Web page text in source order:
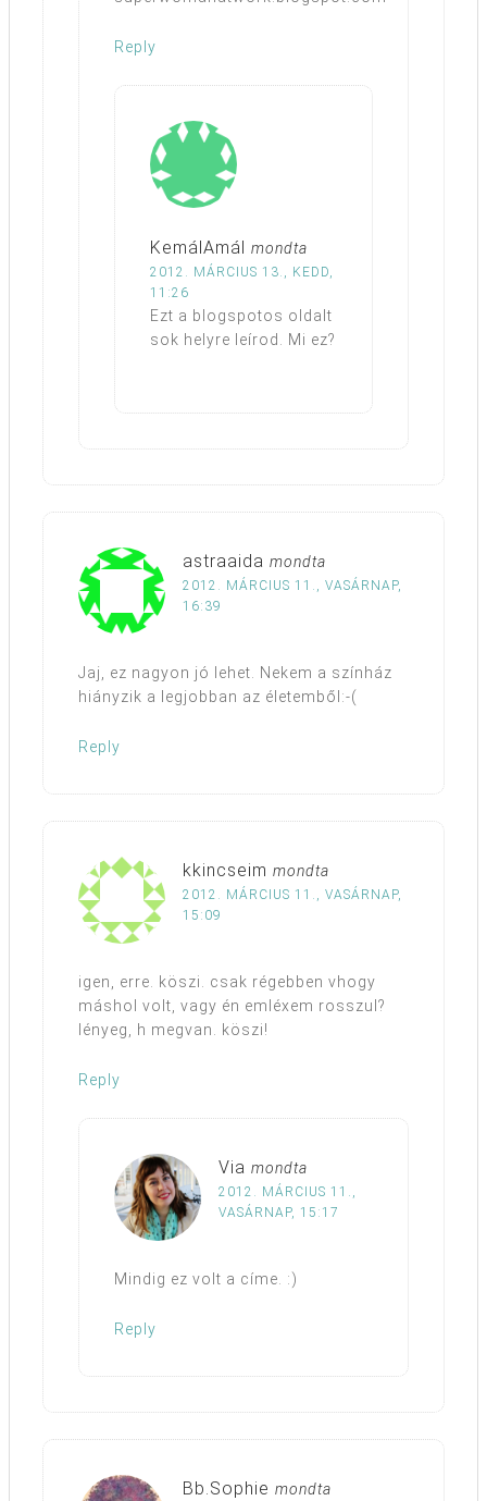
Reply
KemálAmál mondta
2012. MÁRCIUS 13., KEDD,
11:26
Ezt a blogspotos oldalt
sok helyre leírod. Mi ez?
astraaida mondta
2012. MÁRCIUS 11., VASÁRNAP,
16:39
Jaj, ez nagyon jó lehet. Nekem a színház
hiányzik a legjobban az életemből:-(
Reply
kkincseim mondta
2012. MÁRCIUS 11., VASÁRNAP,
15:09
igen, erre. köszi. csak régebben vhogy
máshol volt, vagy én emléxem rosszul?
lényeg, h megvan. köszi!
Reply
Via mondta
2012. MÁRCIUS 11.,
VASÁRNAP, 15:17
Mindig ez volt a címe. :)
Reply
Bb.Sophie mondta